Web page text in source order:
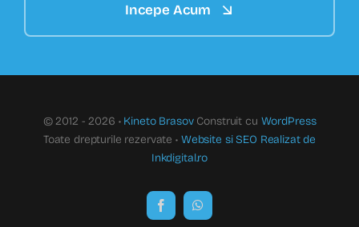
Incepe Acum
© 2012 - 2026 • Kineto BrasovConstruit cu WordPress
Toate drepturile rezervate • Website si SEO Realizat de
Inkdigital.ro